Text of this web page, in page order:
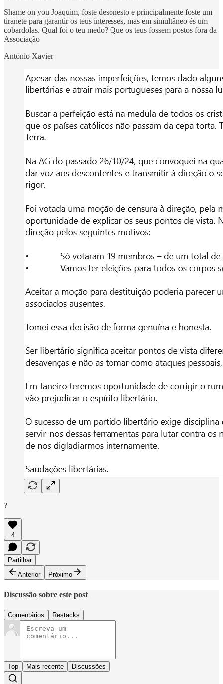
Shame on you Joaquim, foste desonesto e principalmente foste um
tiranete para garantir os teus interesses, mas em simultâneo és um
cobardolas. Qual foi o teu medo? Que os teus fossem postos fora da
Associação
António Xavier
?
4
Partilhar
Anterior
Próximo
Discussão sobre este post
Comentários Restacks
Top Mais recente Discussões